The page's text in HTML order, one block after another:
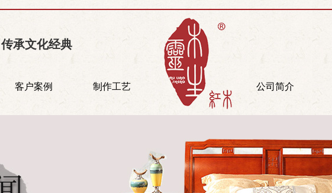
承文化经典
客户案例 制作工艺 公司简介